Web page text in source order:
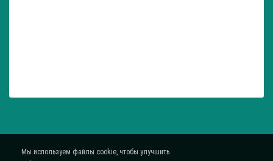
Мы используем файлы cookie, чтобы улучшить